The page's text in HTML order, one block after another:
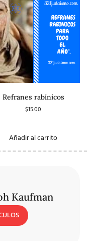
Refranes rabínicos
$15.00
Añadir al carrito
Kaufman